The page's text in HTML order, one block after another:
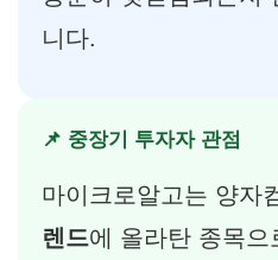
니다.
📌 중장기 투자자 관점
마이크로알고는 양자
렌드에 올라탄 종목으